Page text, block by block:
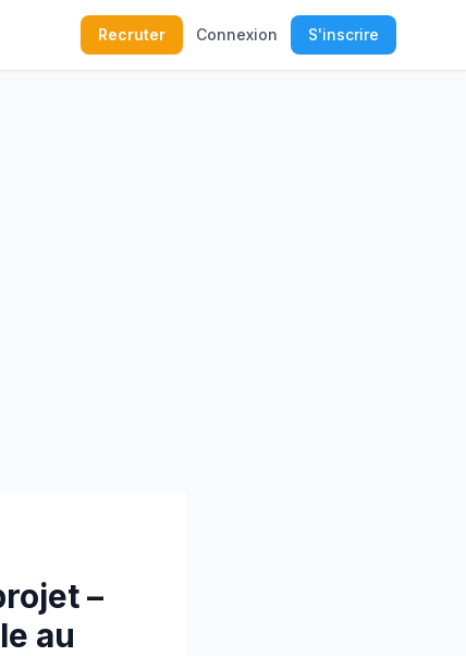
Recruter Connexion S'inscrire
–
au